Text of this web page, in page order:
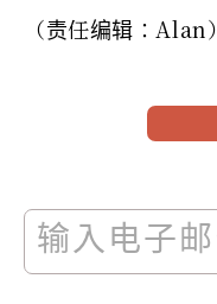
（责任编辑：Alan）